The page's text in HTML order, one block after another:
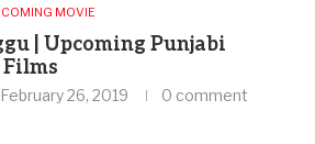
MOVIE
| Upcoming Punjabi
February 26, 2019 0 comment